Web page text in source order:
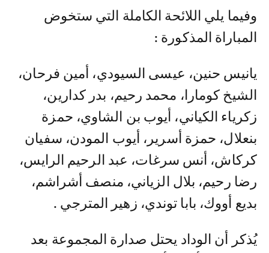
وفيما يلي اللائحة الكاملة التي ستخوض
المباراة المذكورة :
يانيس حنين، عيسى السيودي، أمين فرحان،
الشيخ كومارا، محمد رحيم، بدر كدارين،
زكرياء الكياني، أيوب بن الشاوي، حمزة
بنعلال، حمزة أسرير، أيوب المودن، سفيان
كركاش، أنس سرغات، عبد الرحيم الرايس،
رضا رحيم، بلال الزياني، منصف أشراشم،
بديع أووك، بابا توندي، زهير المترجي .
يُذكر أن الوداد يحتل صدارة المجموعة بعد